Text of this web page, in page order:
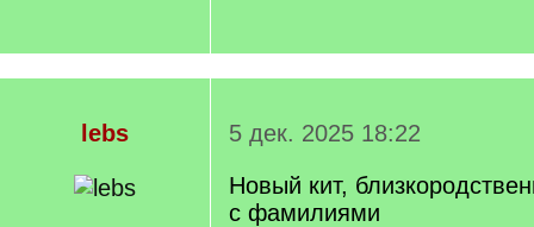
lebs
5 дек. 2025 18:22
Новый кит,
с фамилиями